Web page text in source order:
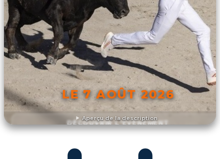
Aperçu de la description
LE 7 AOÛT 2026
DÉCOUVRIR L'ÉVÉNEMENT